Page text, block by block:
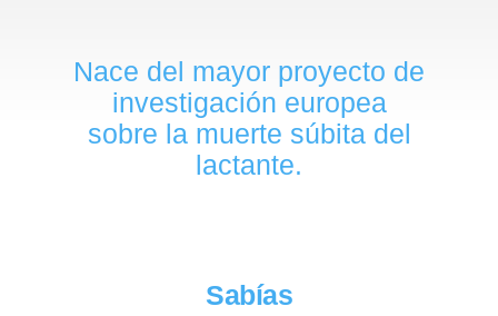
Nace del mayor proyecto de
investigación europea
sobre la muerte súbita del
lactante.
Sabías